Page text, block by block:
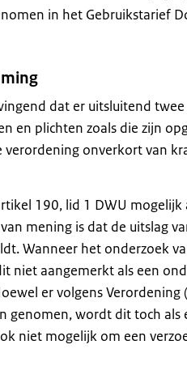
in het Gebruikstarief
dat er uitsluitend
en plichten zoals die zijn
onverkort van
190, lid 1 DWU mogelijk
mening is dat de uitslag
Wanneer het onderzoek
niet aangemerkt als een
er volgens
genomen, wordt dit toch als
niet mogelijk om een